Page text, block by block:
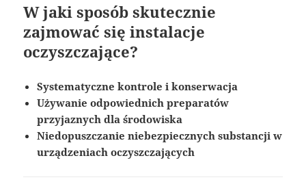
W jaki sposób skutecznie
zajmować się instalacje
oczyszczające?
Systematyczne kontrole i konserwacja
Używanie odpowiednich preparatów
przyjaznych dla środowiska
Niedopuszczanie niebezpiecznych substancji w
urządzeniach oczyszczających